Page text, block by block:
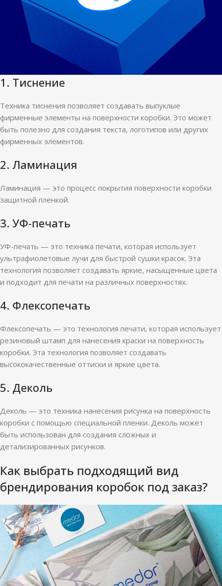
1. Тиснение
Техника тиснения позволяет создавать выпуклые
фирменные элементы на поверхности коробки. Это может
быть полезно для создания текста, логотипов или других
фирменных элементов.
2. Ламинация
Ламинация — это процесс покрытия поверхности коробки
защитной пленкой.
3. УФ-печать
УФ-печать — это техника печати, которая использует
ультрафиолетовые лучи для быстрой сушки красок. Эта
технология позволяет создавать яркие, насыщенные цвета
и подходит для печати на различных поверхностях.
4. Флексопечать
Флексопечать — это технология печати, которая использует
резиновый штамп для нанесения краски на поверхность
коробки. Эта технология позволяет создавать
высококачественные оттиски и яркие цвета.
5. Деколь
Деколь — это техника нанесения рисунка на поверхность
коробки с помощью специальной пленки. Деколь может
быть использован для создания сложных и
детализированных рисунков.
Как выбрать подходящий вид
брендирования коробок под заказ?